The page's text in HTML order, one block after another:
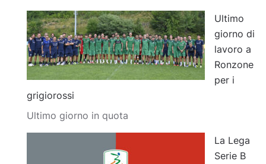
Ultimo
giorno di
lavoro a
Ronzone
per i
grigiorossi
Ultimo giorno in quota
La Lega
Serie B